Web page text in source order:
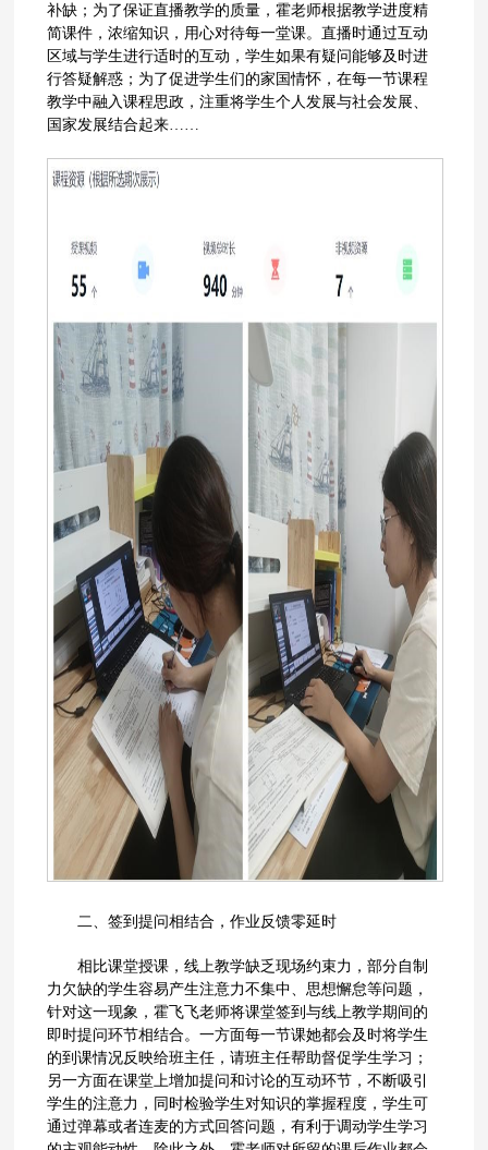
补缺；为了保证直播教学的质量，霍老师根据教学进度精
简课件，浓缩知识，用心对待每一堂课。直播时通过互动
区域与学生进行适时的互动，学生如果有疑问能够及时进
行答疑解惑；为了促进学生们的家国情怀，在每一节课程
教学中融入课程思政，注重将学生个人发展与社会发展、
国家发展结合起来……
二、签到提问相结合，作业反馈零延时
相比课堂授课，线上教学缺乏现场约束力，部分自制
力欠缺的学生容易产生注意力不集中、思想懈怠等问题，
针对这一现象，霍飞飞老师将课堂签到与线上教学期间的
即时提问环节相结合。一方面每一节课她都会及时将学生
的到课情况反映给班主任，请班主任帮助督促学生学习；
另一方面在课堂上增加提问和讨论的互动环节，不断吸引
学生的注意力，同时检验学生对知识的掌握程度，学生可
通过弹幕或者连麦的方式回答问题，有利于调动学生学习